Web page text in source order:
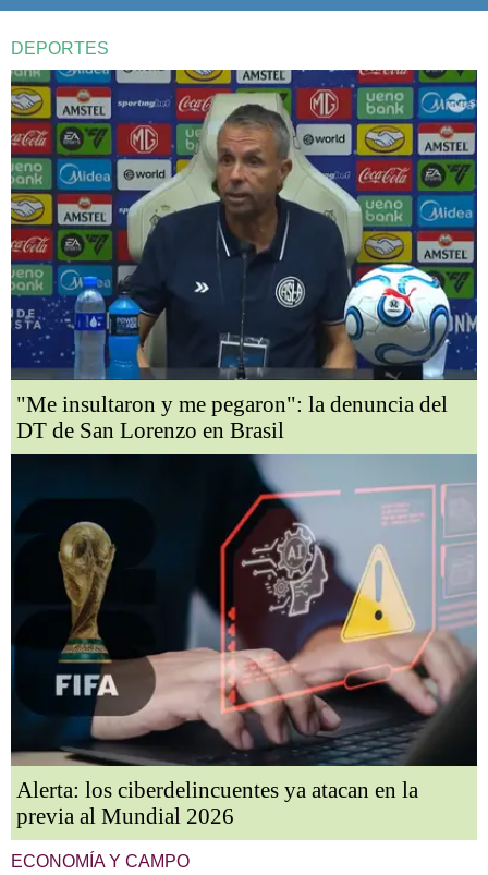
DEPORTES
"Me insultaron y me pegaron": la denuncia del
DT de San Lorenzo en Brasil
Alerta: los ciberdelincuentes ya atacan en la
previa al Mundial 2026
ECONOMÍA Y CAMPO